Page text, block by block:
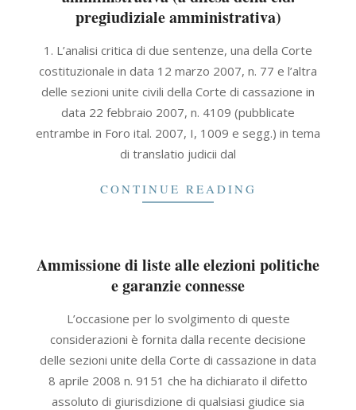
pregiudiziale amministrativa)
09-
30
1. L’analisi critica di due sentenze, una della Corte
costituzionale in data 12 marzo 2007, n. 77 e l’altra
delle sezioni unite civili della Corte di cassazione in
data 22 febbraio 2007, n. 4109 (pubblicate
entrambe in Foro ital. 2007, I, 1009 e segg.) in tema
di translatio judicii dal
CONTINUE READING
Ammissione di liste alle elezioni politiche
e garanzie connesse
L’occasione per lo svolgimento di queste
considerazioni è fornita dalla recente decisione
delle sezioni unite della Corte di cassazione in data
8 aprile 2008 n. 9151 che ha dichiarato il difetto
assoluto di giurisdizione di qualsiasi giudice sia